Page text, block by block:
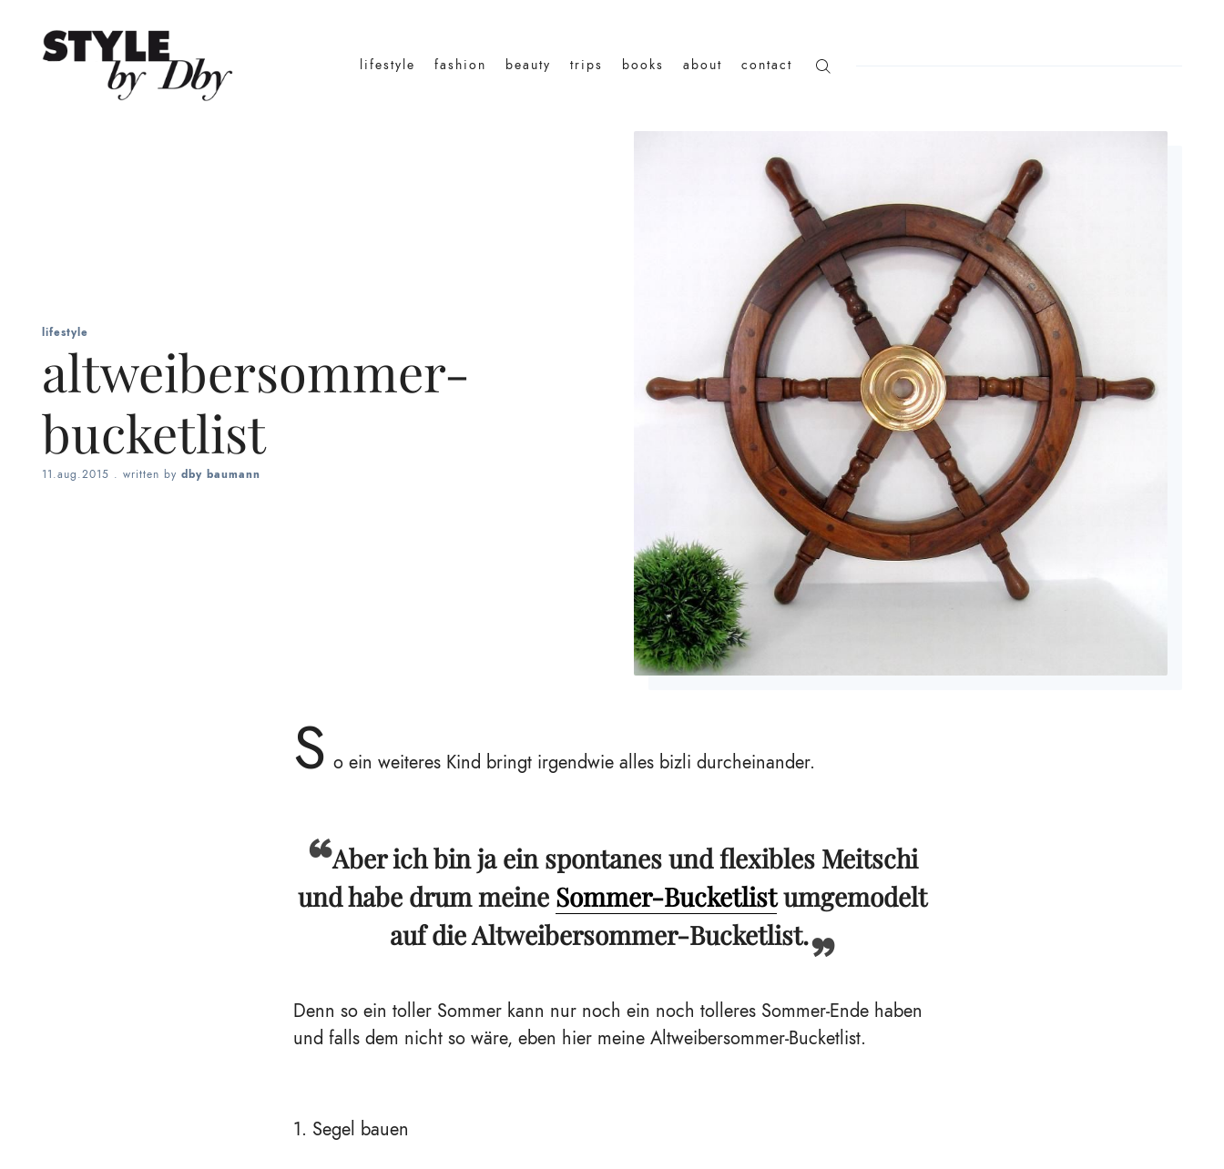
lifestyle fashion beauty trips books about contact
lifestyle
altweibersommer-
bucketlist
11.aug.2015 . written by dby baumann
S o ein weiteres Kind bringt irgendwie alles bizli durcheinander.
Aber ich bin ja ein spontanes und flexibles Meitschi
und habe drum meine Sommer-Bucketlistumgemodelt
auf die Altweibersommer-Bucketlist.
Denn so ein toller Sommer kann nur noch ein noch tolleres Sommer-Ende haben
und falls dem nicht so wäre, eben hier meine Altweibersommer-Bucketlist.
1. Segel bauen